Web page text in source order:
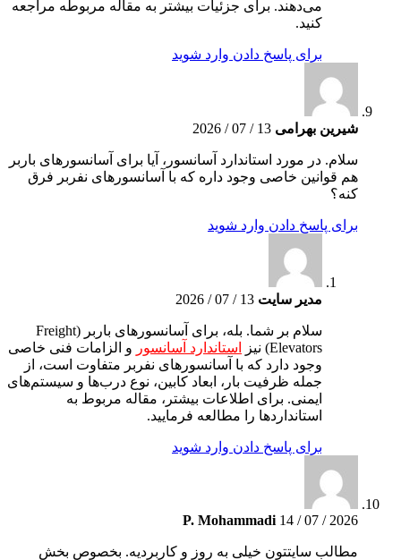
می‌دهند. برای جزئیات بیشتر به مقاله مربوطه مراجعه
کنید.
برای پاسخ دادن وارد شوید
شیرین بهرامی 13 / 07 / 2026
سلام. در مورد استاندارد آسانسور، آیا برای آسانسورهای باربر
هم قوانین خاصی وجود داره که با آسانسورهای نفربر فرق
کنه؟
برای پاسخ دادن وارد شوید
مدیر سایت 13 / 07 / 2026
سلام بر شما. بله، برای آسانسورهای باربر (Freight
Elevators) نیز
استاندارد آسانسور و الزامات فنی خاصی
وجود دارد که با آسانسورهای نفربر متفاوت است، از
جمله ظرفیت بار، ابعاد کابین، نوع درب‌ها و سیستم‌های
ایمنی. برای اطلاعات بیشتر، مقاله مربوط به
استانداردها را مطالعه فرمایید.
برای پاسخ دادن وارد شوید
P. Mohammadi 14 / 07 / 2026
مطالب سایتتون خیلی به روز و کاربردیه. بخصوص بخش